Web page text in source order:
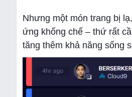
Nhưng một món trang bị
ứng khống chế – thứ rất
tăng thêm khả năng sống